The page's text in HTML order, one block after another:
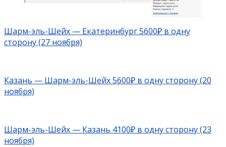
Шарм-эль-Шейх — Екатеринбург 5600₽ в одну
сторону (27 ноября)
Казань — Шарм-эль-Шейх 5600₽ в одну сторону (20
ноября)
Шарм-эль-Шейх — Казань 4100₽ в одну сторону (23
ноября)